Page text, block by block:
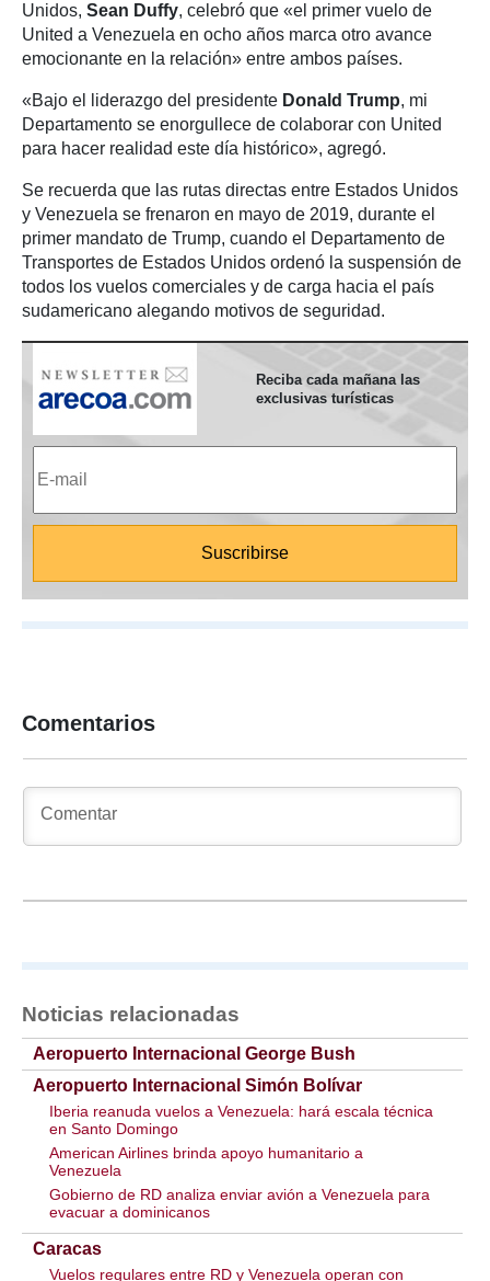
Unidos, Sean Duffy, celebró que «el primer vuelo de
United a Venezuela en ocho años marca otro avance
emocionante en la relación» entre ambos países.
«Bajo el liderazgo del presidente Donald Trump, mi
Departamento se enorgullece de colaborar con United
para hacer realidad este día histórico», agregó.
Se recuerda que las rutas directas entre Estados Unidos
y Venezuela se frenaron en mayo de 2019, durante el
primer mandato de Trump, cuando el Departamento de
Transportes de Estados Unidos ordenó la suspensión de
todos los vuelos comerciales y de carga hacia el país
sudamericano alegando motivos de seguridad.
Reciba cada mañana las
exclusivas turísticas
Comentarios
Noticias relacionadas
Aeropuerto Internacional George Bush
Aeropuerto Internacional Simón Bolívar
Iberia reanuda vuelos a Venezuela: hará escala técnica
en Santo Domingo
American Airlines brinda apoyo humanitario a
Venezuela
Gobierno de RD analiza enviar avión a Venezuela para
evacuar a dominicanos
Caracas
Vuelos regulares entre RD y Venezuela operan con